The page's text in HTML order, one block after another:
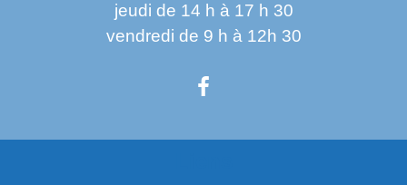
jeudi de 14 h à 17 h 30
vendredi de 9 h à 12h 30